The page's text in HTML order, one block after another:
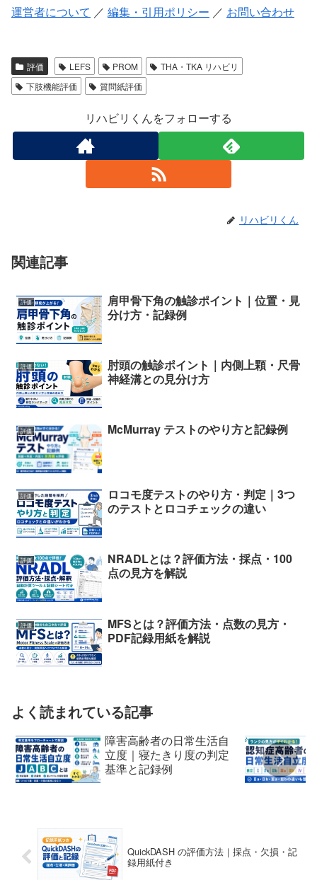
運営者について ／ 編集・引用ポリシー ／ お問い合わせ
評価 LEFS PROM
THA・TKA リハビリ
下肢機能評価
質問紙評価
リハビリくんをフォローする
リハビリくん
関連記事
評価
肩甲骨下角の触診ポイント｜位置・見
分け方・記録例
評価
肘頭の触診ポイント｜内側上顆・尺骨
神経溝との見分け方
評価 McMurray テストのやり方と記録例
評価
ロコモ度テストのやり方・判定｜3つ
のテストとロコチェックの違い
評価
NRADLとは？評価方法・採点・100
点の見方を解説
評価
MFSとは？評価方法・点数の見方・
PDF記録用紙を解説
よく読まれている記事
障害高齢者の日常生活自
立度｜寝たきり度の判定
基準と記録例
QuickDASH の評価方法｜採点・欠損・記
録用紙付き